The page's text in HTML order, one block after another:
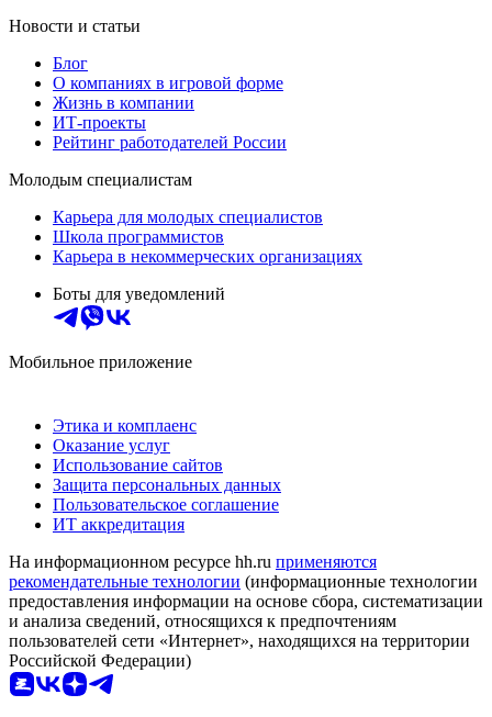
Новости и статьи
Блог
О компаниях в игровой форме
Жизнь в компании
ИТ-проекты
Рейтинг работодателей России
Молодым специалистам
Карьера для молодых специалистов
Школа программистов
Карьера в некоммерческих организациях
Боты для уведомлений
Мобильное приложение
Этика и комплаенс
Оказание услуг
Использование сайтов
Защита персональных данных
Пользовательское соглашение
ИТ аккредитация
На информационном ресурсе hh.ru применяются
рекомендательные технологии (информационные технологии
предоставления информации на основе сбора, систематизации
и анализа сведений, относящихся к предпочтениям
пользователей сети «Интернет», находящихся на территории
Российской Федерации)